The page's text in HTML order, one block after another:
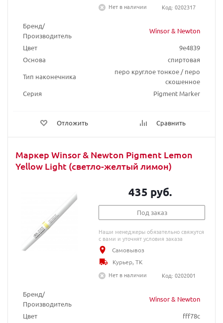
Бренд/
Производитель
Winsor & Newton
Цвет
9e4839
Основа
спиртовая
Тип наконечника
перо круглое тонкое / перо
скошенное
Серия
Pigment Marker
Отложить Сравнить
Нет в наличии Код: 0202317
Маркер Winsor & Newton Pigment Lemon
Yellow Light (светло-желтый лимон)
Бренд/
Производитель
Winsor & Newton
Цвет
fff78c
435 руб.
Под заказ
Наши менеджеры обязательно свяжутся
с вами и уточнят условия заказа
Самовывоз
Курьер, ТК
Нет в наличии
Код: 0202001